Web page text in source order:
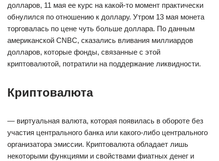
долларов, 11 мая ее курс на какой-то момент практически
обнулился по отношению к доллару. Утром 13 мая монета
торговалась по цене чуть больше доллара. По данным
американской CNBC, сказались вливания миллиардов
долларов, которые фонды, связанные с этой
криптовалютой, потратили на поддержание ликвидности.
Криптовалюта
— виртуальная валюта, которая появилась в обороте без
участия центрального банка или какого-либо центрального
организатора эмиссии. Криптовалюта обладает лишь
некоторыми функциями и свойствами фиатных денег и